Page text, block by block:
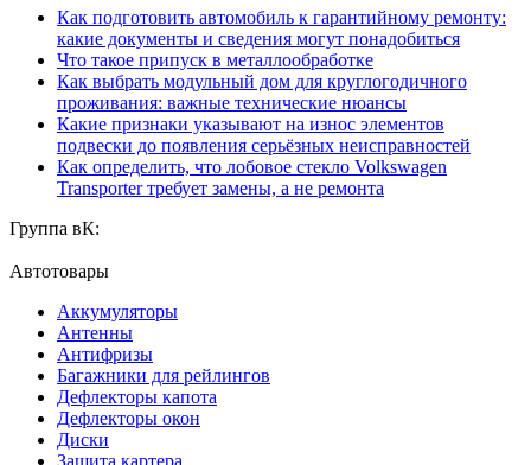
Как подготовить автомобиль к гарантийному ремонту:
какие документы и сведения могут понадобиться
Что такое припуск в металлообработке
Как выбрать модульный дом для круглогодичного
проживания: важные технические нюансы
Какие признаки указывают на износ элементов
подвески до появления серьёзных неисправностей
Как определить, что лобовое стекло Volkswagen
Transporter требует замены, а не ремонта
Группа вК:
Автотовары
Аккумуляторы
Антенны
Антифризы
Багажники для рейлингов
Дефлекторы капота
Дефлекторы окон
Диски
Защита картера